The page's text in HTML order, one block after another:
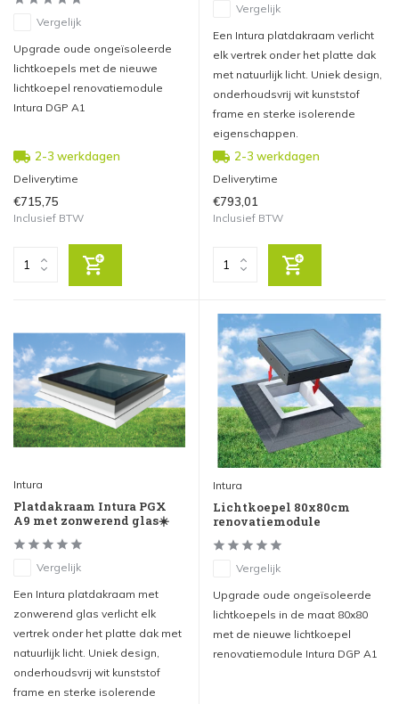
Vergelijk
Upgrade oude ongeïsoleerde
lichtkoepels met de nieuwe
lichtkoepel renovatiemodule
Intura DGP A1
2-3 werkdagen
Deliverytime
€715,75
Inclusief BTW
Vergelijk
Een Intura platdakraam verlicht
elk vertrek onder het platte dak
met natuurlijk licht. Uniek design,
onderhoudsvrij wit kunststof
frame en sterke isolerende
eigenschappen.
2-3 werkdagen
Deliverytime
€793,01
Inclusief BTW
Intura
Platdakraam Intura PGX
A9 met zonwerend glas☀️
Vergelijk
Een Intura platdakraam met
zonwerend glas verlicht elk
vertrek onder het platte dak met
natuurlijk licht. Uniek design,
onderhoudsvrij wit kunststof
frame en sterke isolerende
Intura
Lichtkoepel 80x80cm
renovatiemodule
Vergelijk
Upgrade oude ongeïsoleerde
lichtkoepels in de maat 80x80
met de nieuwe lichtkoepel
renovatiemodule Intura DGP A1